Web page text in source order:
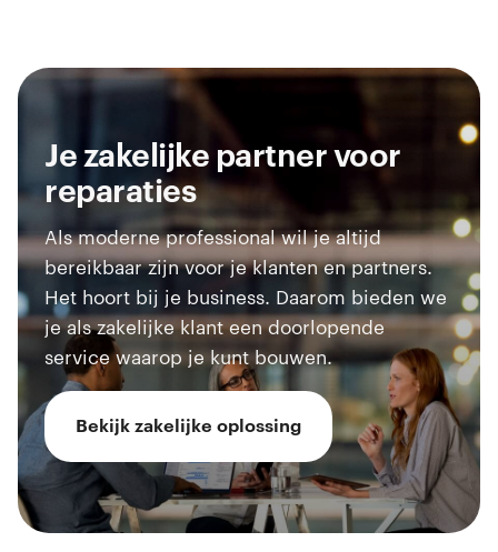
Je zakelijke partner voor
reparaties
Als moderne professional wil je altijd
bereikbaar zijn voor je klanten en partners.
Het hoort bij je business. Daarom bieden we
je als zakelijke klant een doorlopende
service waarop je kunt bouwen.
Bekijk zakelijke oplossing